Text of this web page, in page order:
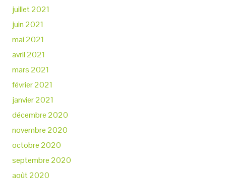
juillet 2021
juin 2021
mai 2021
avril 2021
mars 2021
février 2021
janvier 2021
décembre 2020
novembre 2020
octobre 2020
septembre 2020
août 2020